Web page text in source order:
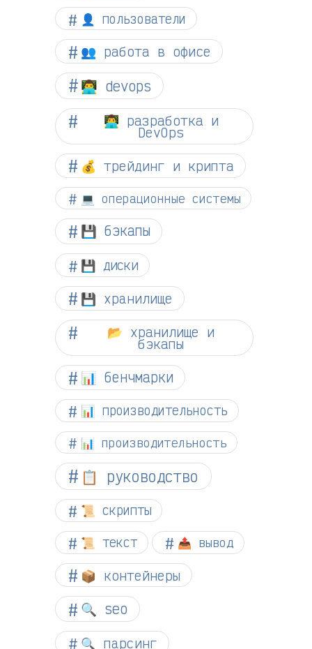
👤 пользователи
👥 работа в офисе
👨‍💻 devops
👨‍💻 разработка и
DevOps
💰 трейдинг и крипта
💻 операционные системы
💾 бэкапы
💾 диски
💾 хранилище
📂 хранилище и
бэкапы
📊 бенчмарки
📊 производительность
📊 производительность
📋 руководство
📜 скрипты
📜 текст 📤 вывод
📦 контейнеры
🔍 seo
🔍 парсинг